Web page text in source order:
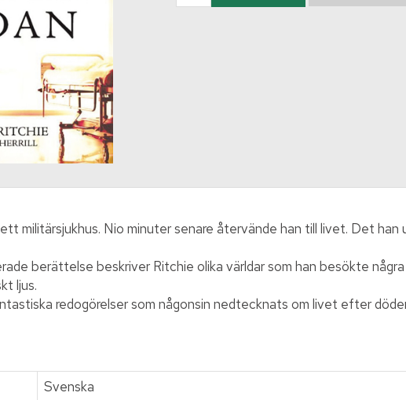
militärsjukhus. Nio minuter senare återvände han till livet. Det
berättelse beskriver Ritchie olika världar som han besökte
ljus.
redogörelser som någonsin nedtecknats om livet efter
Svenska